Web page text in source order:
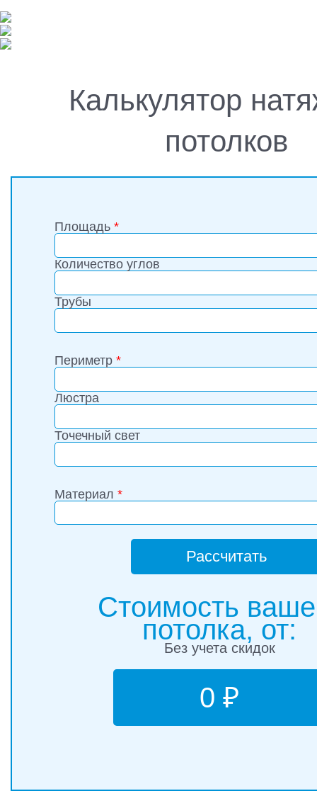
Калькулятор
потолков
Площадь *
Количество углов
Трубы
Периметр *
Люстра
Точечный свет
Материал *
Рассчитать
Стоимость
потолка, от:
Без учета скидок
0 ₽